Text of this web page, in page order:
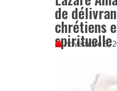
de
chrétiens
spirituelle
novembre 5,